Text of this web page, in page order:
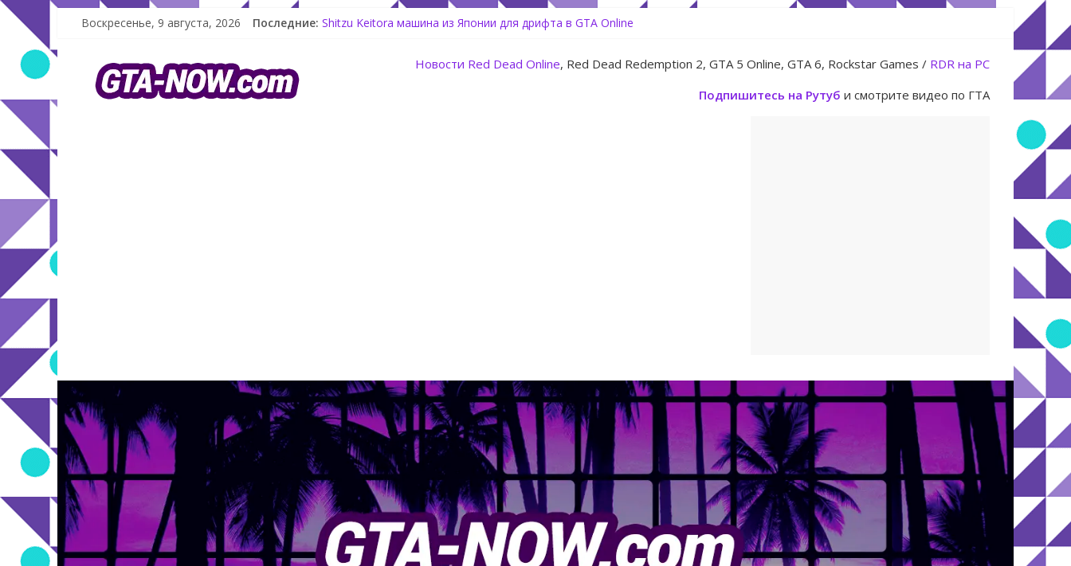
Воскресенье, 9 августа, 2026 Последние:
Как создать аккаунт Rockstar Games Social Club инструкция
Shitzu Keitora машина из Японии для дрифта в GTA Online
GTA Online: Rockstar запускает программу Fine Art Collector с наградами
Новости Red Dead Online, Red Dead Redemption 2, GTA 5 Online, GTA 6, Rockstar Games / RDR на PC
Подпишитесь на Рутуб и смотрите видео по ГТА